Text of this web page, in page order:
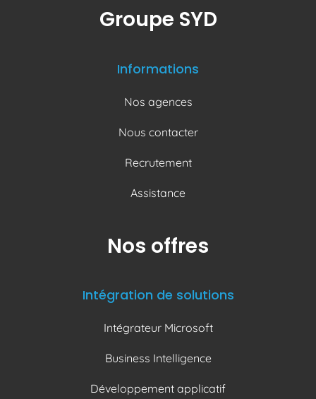
Groupe SYD
Informations
Nos agences
Nous contacter
Recrutement
Assistance
Nos offres
Intégration de solutions
Intégrateur Microsoft
Business Intelligence
Développement applicatif